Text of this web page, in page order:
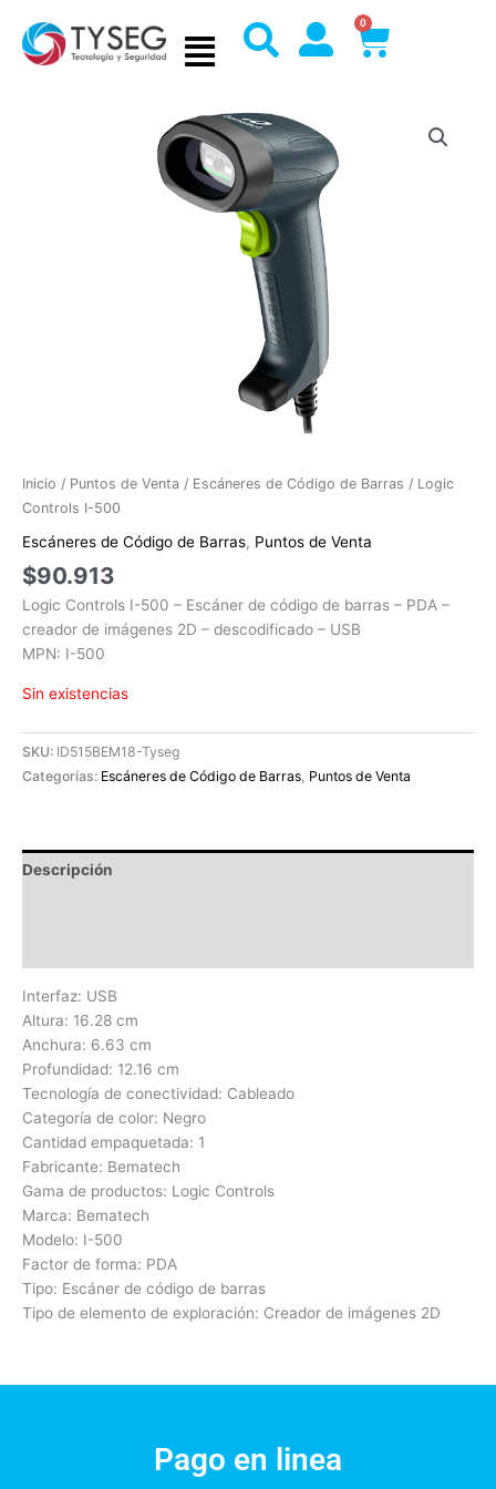
contenido
0
Cart
Inicio / Puntos de Venta / Escáneres de Código de Barras / Logic
Controls I-500
Escáneres de Código de Barras, Puntos de Venta
$90.913
Logic Controls I-500 – Escáner de código de barras – PDA –
creador de imágenes 2D – descodificado – USB
MPN: I-500
Sin existencias
SKU: ID515BEM18-Tyseg
Categorías: Escáneres de Código de Barras, Puntos de Venta
Descripción
Interfaz: USB
Altura: 16.28 cm
Anchura: 6.63 cm
Profundidad: 12.16 cm
Tecnología de conectividad: Cableado
Categoría de color: Negro
Cantidad empaquetada: 1
Fabricante: Bematech
Gama de productos: Logic Controls
Marca: Bematech
Modelo: I-500
Factor de forma: PDA
Tipo: Escáner de código de barras
Tipo de elemento de exploración: Creador de imágenes 2D
Pago en linea